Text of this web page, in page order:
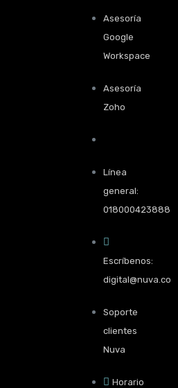
Asesoría
Google
Workspace
Asesoría
Zoho
Línea
general:
018000423888
Escríbenos:
digital@nuva.co
Soporte
clientes
Nuva
Horario